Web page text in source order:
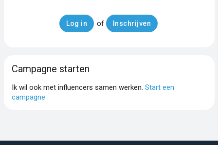
Log in of Inschrijven
Campagne starten
Ik wil ook met influencers samen werken. Start een
campagne